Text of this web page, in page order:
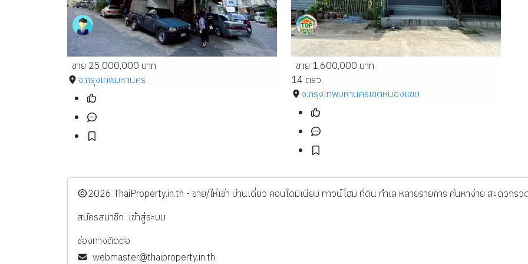
ขาย 25,000,000 บาท
จ.กรุงเทพมหานคร
ขาย 1,600,000 บาท
14 ตรว.
จ.กรุงเทพมหานครเขตหนองแขม
️2026 ThaiProperty.in.th - ขาย/ให้เช่า บ้านเดี่ยว คอนโดมิเนียม ทาวน์โฮม ที่ดิน ทำเล หลายรายการ ค้นหาง่าย สะดวกรว
สมัครสมาชิก เข้าสู่ระบบ
ช่องทางติดต่อ
webmaster@thaiproperty.in.th